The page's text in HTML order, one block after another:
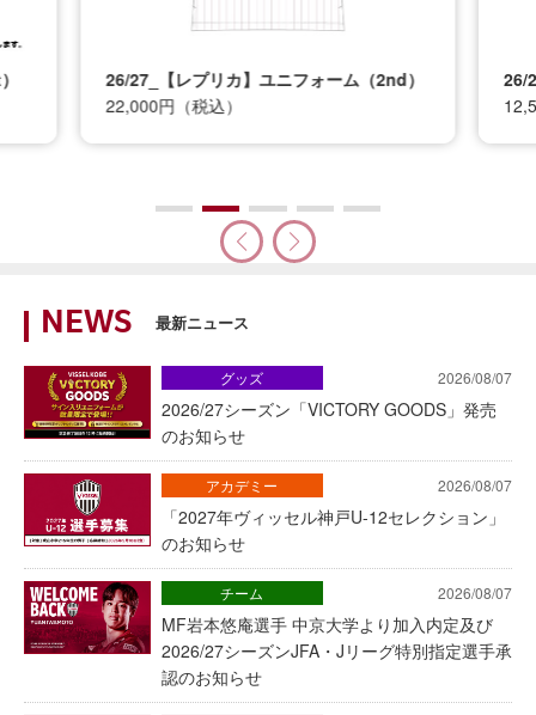
26/27_【レプリカ】ユニフォーム（2nd）
22,000円（税込）
26/
NEWS 最新ニュース
2026/08/07
2026/27シーズン「VICTORY GOODS」発売
のお知らせ
グッズ
2026/08/07
「2027年ヴィッセル神戸U-12セレクション」
のお知らせ
アカデミー
2026/08/07
MF岩本悠庵選手 中京大学より加入内定及び
2026/27シーズンJFA・Jリーグ特別指定選手承
認のお知らせ
チーム